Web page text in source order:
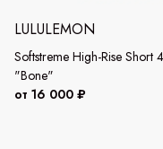
LULULEMON
Softstreme High-Rise Short
"Bone"
от 16 000 ₽